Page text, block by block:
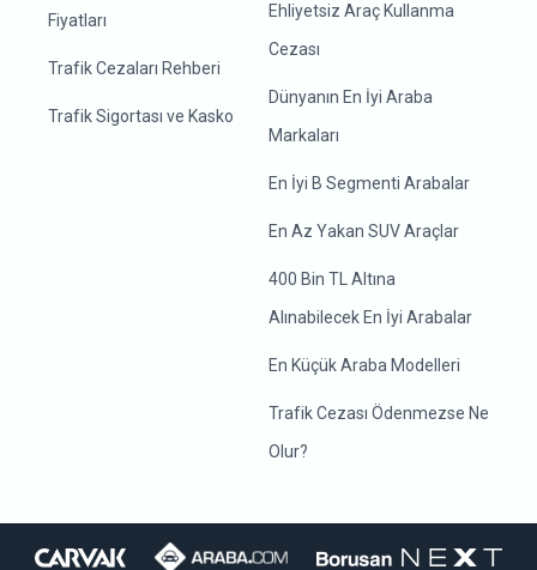
Fiyatları
Trafik Cezaları Rehberi
Trafik Sigortası ve Kasko
Ehliyetsiz Araç Kullanma
Cezası
Dünyanın En İyi Araba
Markaları
En İyi B Segmenti Arabalar
En Az Yakan SUV Araçlar
400 Bin TL Altına
Alınabilecek En İyi Arabalar
En Küçük Araba Modelleri
Trafik Cezası Ödenmezse Ne
Olur?